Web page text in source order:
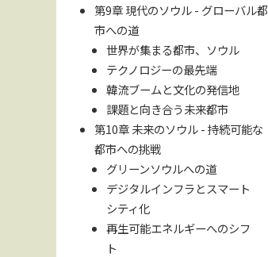
第9章 現代のソウル - グローバル都
市への道
世界が集まる都市、ソウル
テクノロジーの最先端
韓流ブームと文化の発信地
課題と向き合う未来都市
第10章 未来のソウル - 持続可能な
都市への挑戦
グリーンソウルへの道
デジタルインフラとスマート
シティ化
再生可能エネルギーへのシフ
ト